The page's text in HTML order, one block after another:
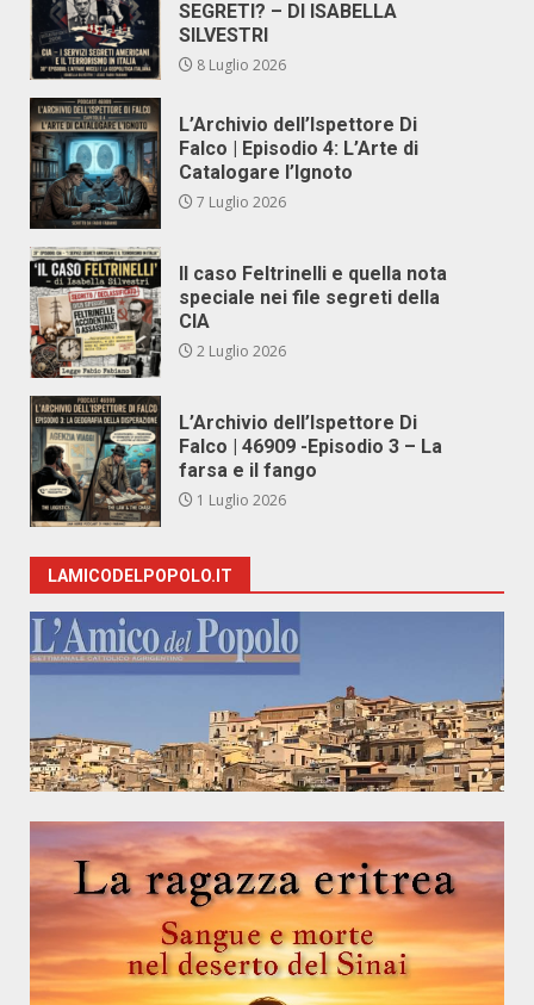
SEGRETI? – DI ISABELLA
SILVESTRI
8 Luglio 2026
L’Archivio dell’Ispettore Di
Falco | Episodio 4: L’Arte di
Catalogare l’Ignoto
7 Luglio 2026
Il caso Feltrinelli e quella nota
speciale nei file segreti della
CIA
2 Luglio 2026
L’Archivio dell’Ispettore Di
Falco | 46909 -Episodio 3 – La
farsa e il fango
1 Luglio 2026
LAMICODELPOPOLO.IT